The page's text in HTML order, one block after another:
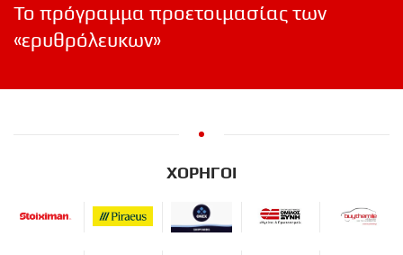
Το πρόγραμμα προετοιμασίας των
«ερυθρόλευκων»
ΧΟΡΗΓΟΙ